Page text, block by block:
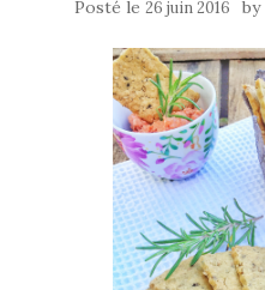
Posté le 26 juin 2016 by